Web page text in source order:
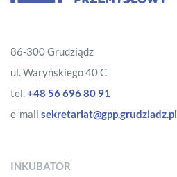
86-300 Grudziądz
ul. Waryńskiego 40 C
tel.+48 56 696 80 91
e-mail sekretariat@gpp.grudziadz.pl
INKUBATOR